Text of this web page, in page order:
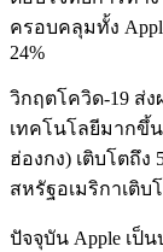
ครอบคลุมทั้ง
24%
วิกฤตโควิด-19 ส่
เทคโนโลยีมากขึ้
ฮ่องกง) เติบโตถึง
สหรัฐอเมริกาเติบ
ปัจจุบัน Apple เป็